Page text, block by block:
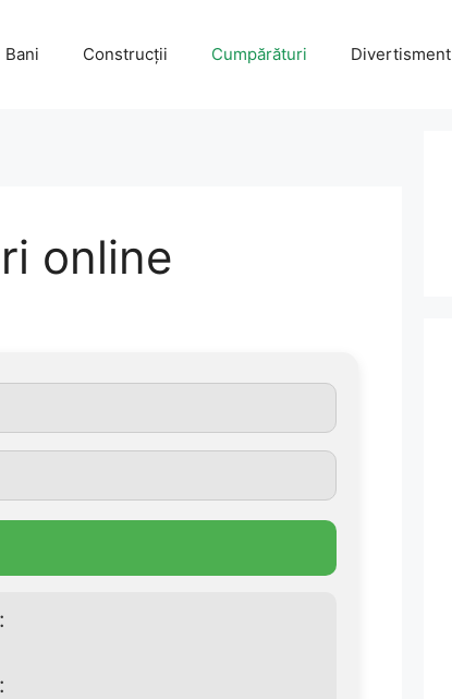
Bani Construcții Cumpărături Divertisment
online